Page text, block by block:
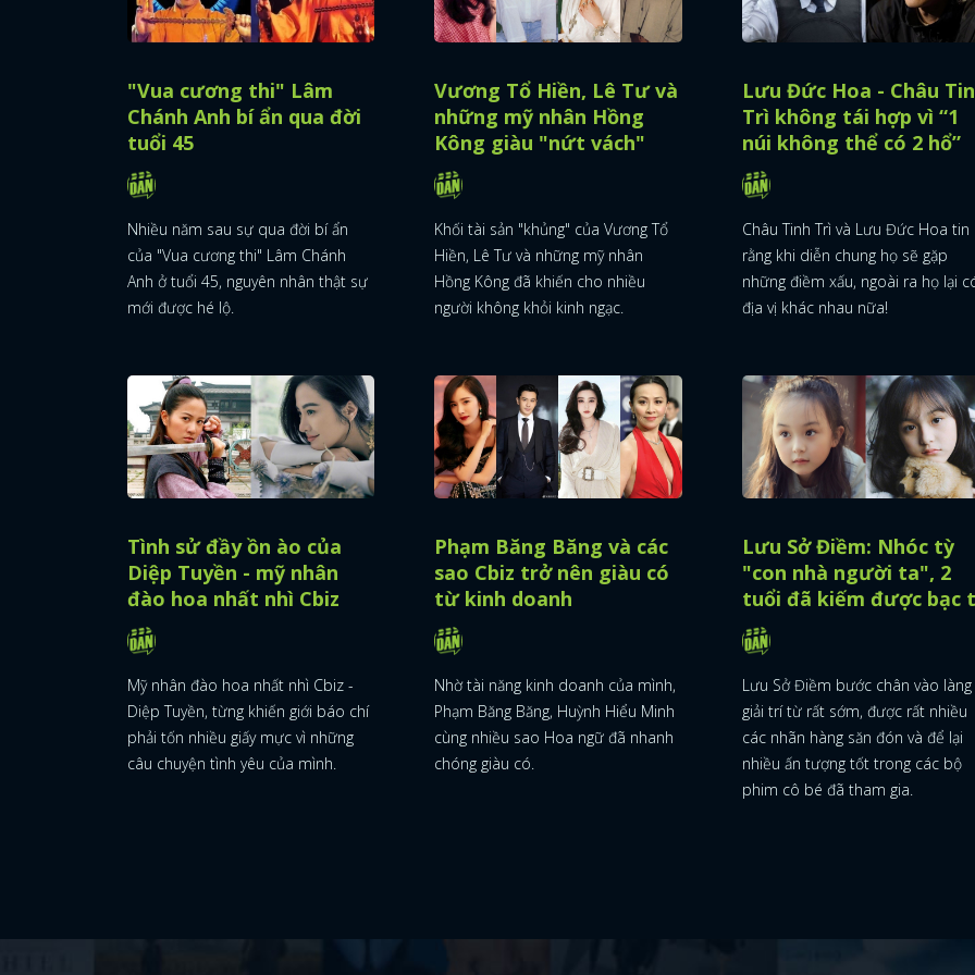
"Vua cương thi" Lâm
Chánh Anh bí ẩn qua đời
tuổi 45
Nhiều năm sau sự qua đời bí ẩn
của "Vua cương thi" Lâm Chánh
Anh ở tuổi 45, nguyên nhân thật sự
mới được hé lộ.
Vương Tổ Hiền, Lê Tư và
những mỹ nhân Hồng
Kông giàu "nứt vách"
Khối tài sản "khủng" của Vương Tổ
Hiền, Lê Tư và những mỹ nhân
Hồng Kông đã khiến cho nhiều
người không khỏi kinh ngạc.
Lưu Đức Hoa - Châu
Trì không tái hợp vì “1
núi không thể có 2 hổ”
Châu Tinh Trì và Lưu Đức Hoa tin
rằng khi diễn chung họ sẽ gặp
những điềm xấu, ngoài ra họ lại
địa vị khác nhau nữa!
Tình sử đầy ồn ào của
Diệp Tuyền - mỹ nhân
đào hoa nhất nhì Cbiz
Mỹ nhân đào hoa nhất nhì Cbiz -
Diệp Tuyền, từng khiến giới báo chí
phải tốn nhiều giấy mực vì những
câu chuyện tình yêu của mình.
Phạm Băng Băng và các
sao Cbiz trở nên giàu có
từ kinh doanh
Nhờ tài năng kinh doanh của mình,
Phạm Băng Băng, Huỳnh Hiểu Minh
cùng nhiều sao Hoa ngữ đã nhanh
chóng giàu có.
Lưu Sở Điềm: Nhóc tỳ
"con nhà người ta", 2
tuổi đã kiếm được bạc
Lưu Sở Điềm bước chân vào làng
giải trí từ rất sớm, được rất nhiều
các nhãn hàng săn đón và để lại
nhiều ấn tượng tốt trong các bộ
phim cô bé đã tham gia.